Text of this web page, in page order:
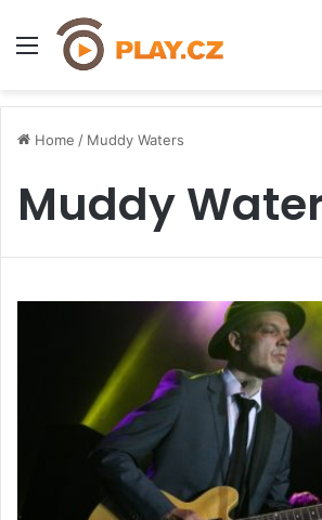
Menu
Home / Muddy Waters
Muddy